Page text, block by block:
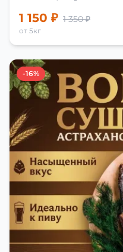
1 150 ₽ 1 350 ₽
от 5кг
-16%